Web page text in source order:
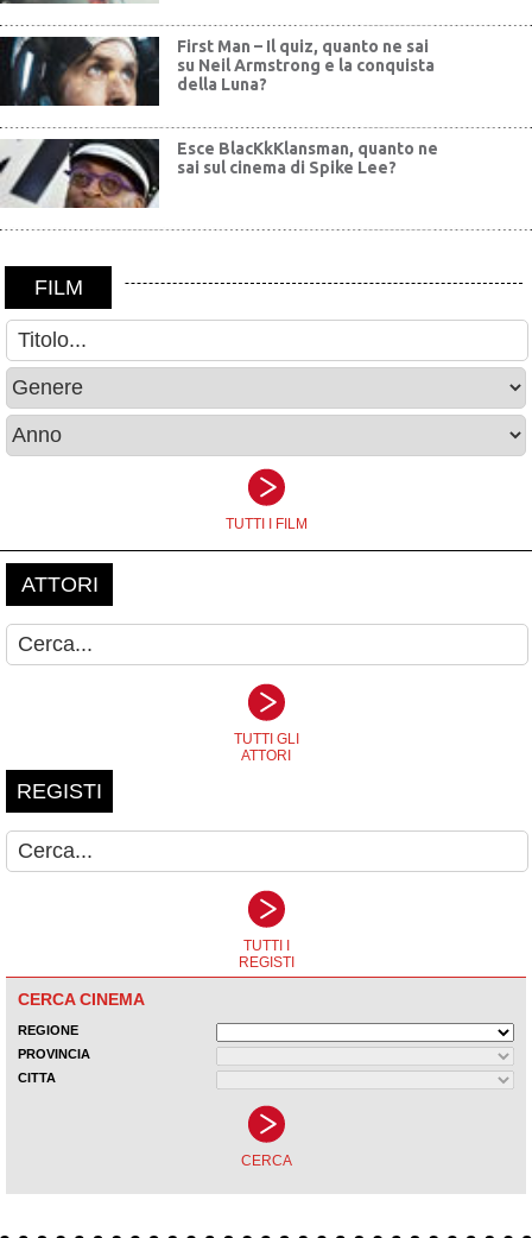
First Man – Il quiz, quanto ne sai
su Neil Armstrong e la conquista
della Luna?
Esce BlacKkKlansman, quanto ne
sai sul cinema di Spike Lee?